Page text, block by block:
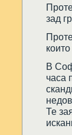
зад
В
часа
Те